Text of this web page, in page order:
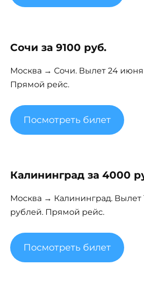
Сочи за 9100 руб.
Москва → Сочи. Вылет 24 июня
Прямой рейс.
Посмотреть билет
Калининград за 4000
Москва → Калининград. Вылет
рублей. Прямой рейс.
Посмотреть билет